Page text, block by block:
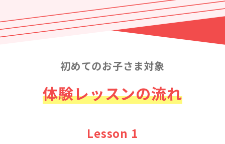
初めてのお子さま対象
体験レッスンの流れ
Lesson 1